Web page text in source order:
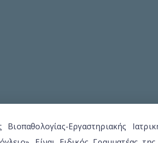
Βιοπαθολογίας-Εργαστηριακής